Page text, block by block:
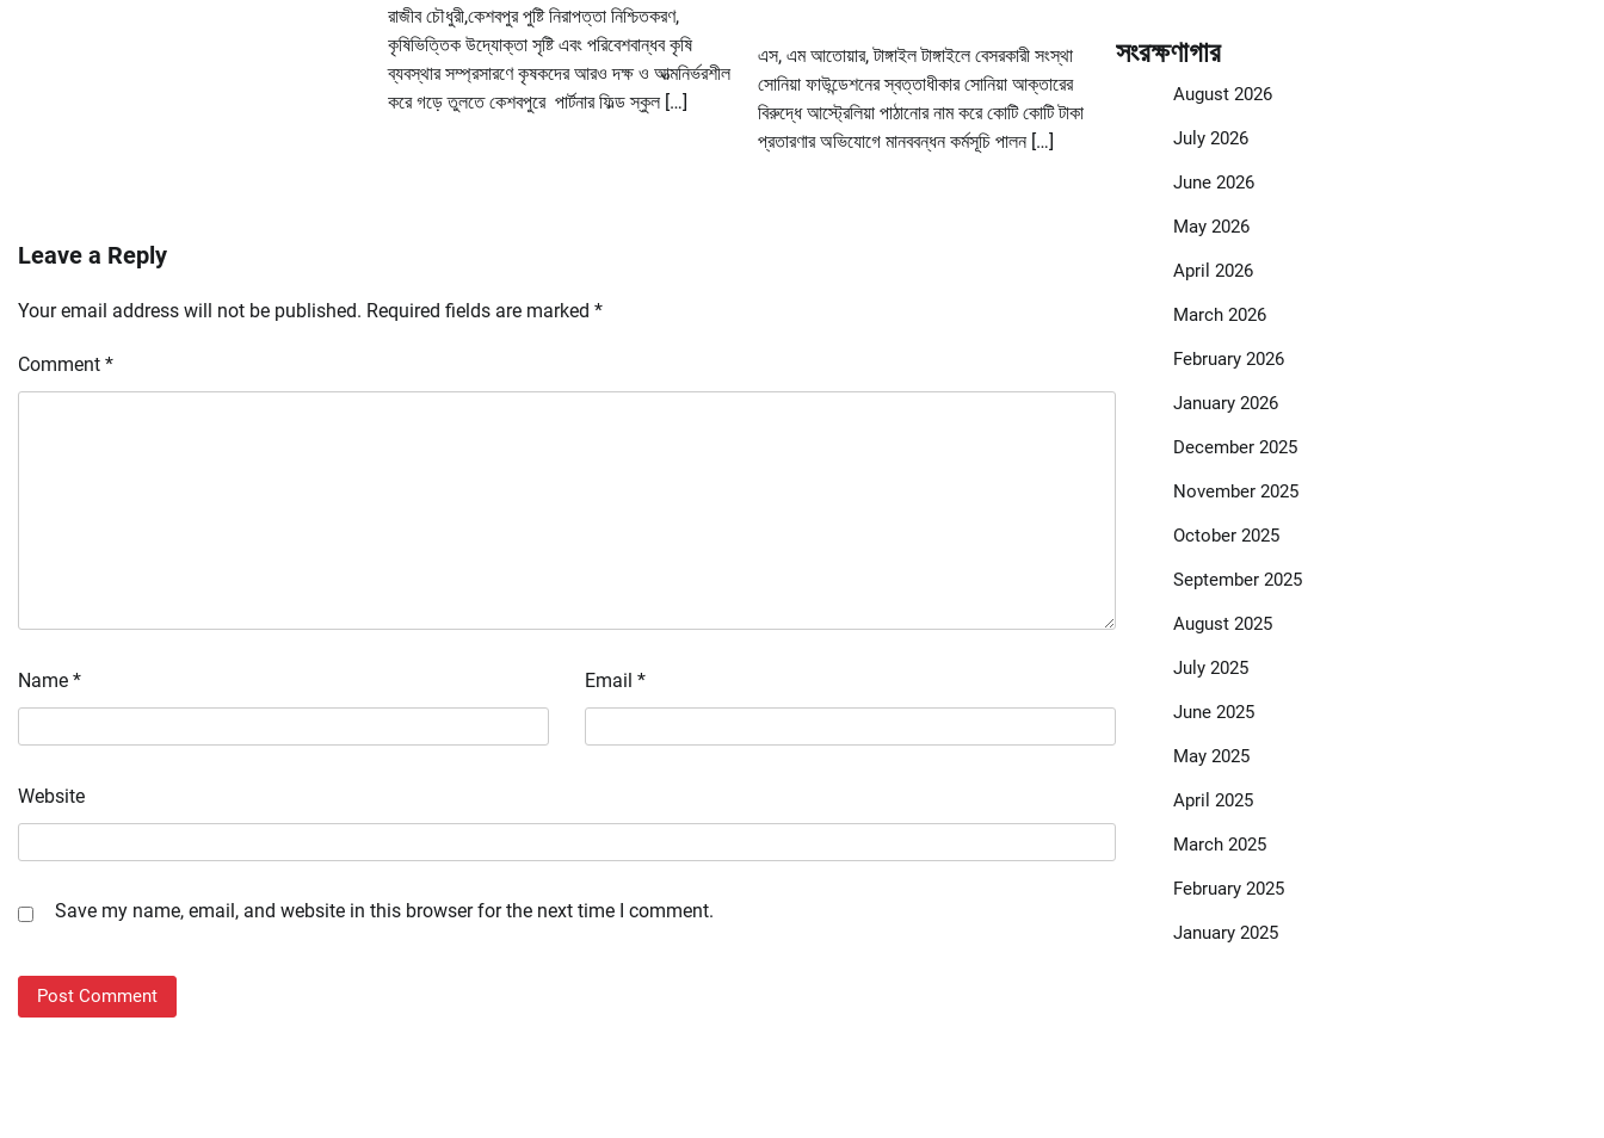
রাজীব চৌধুরী,কেশবপুর পুষ্টি নিরাপত্তা নিশ্চিতকরণ,
কৃষিভিত্তিক উদ্যোক্তা সৃষ্টি এবং পরিবেশবান্ধব কৃষি
ব্যবস্থার সম্প্রসারণে কৃষকদের আরও দক্ষ ও আত্মনির্ভরশীল
করে গড়ে তুলতে কেশবপুরে পার্টনার ফিল্ড স্কুল […]
এস, এম আতোয়ার, টাঙ্গাইল টাঙ্গাইলে বেসরকারী সংস্থা
সোনিয়া ফাউন্ডেশনের স্বত্তাধীকার সোনিয়া আক্তারের
বিরুদ্ধে আস্ট্রেলিয়া পাঠানোর নাম করে কোটি কোটি টাকা
প্রতারণার অভিযোগে মানববন্ধন কর্মসূচি পালন […]
Leave a Reply
Your email address will not be published. Required fields are marked *
Comment *
Name * Email *
Website
Save my name, email, and website in this browser for the next time I comment.
সংরক্ষণাগার
August 2026
July 2026
June 2026
May 2026
April 2026
March 2026
February 2026
January 2026
December 2025
November 2025
October 2025
September 2025
August 2025
July 2025
June 2025
May 2025
April 2025
March 2025
February 2025
January 2025